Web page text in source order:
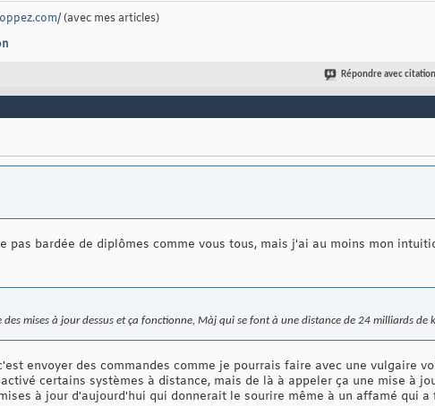
(avec mes articles)
Répondre avec citation
pas bardée de diplômes comme vous tous, mais j'ai au moins mon
mises à jour dessus et ça fonctionne, Màj qui se font à une distance de 24 milliards de
envoyer des commandes comme je pourrais faire avec une vulgaire
certains systèmes à distance, mais de là à appeler ça une mise à
à jour d'aujourd'hui qui donnerait le sourire même à un affamé qui a